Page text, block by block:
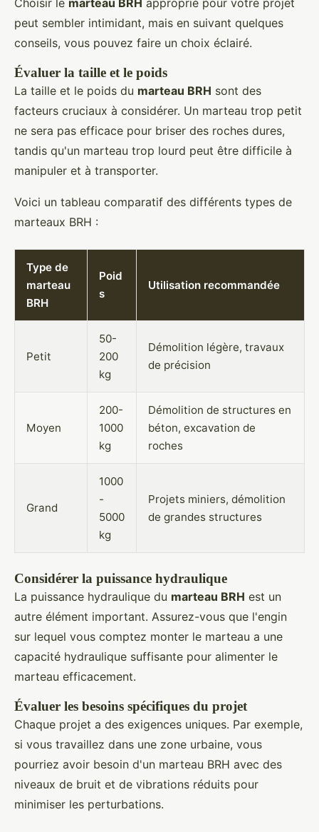
Choisir le marteau BRH approprié pour votre projet
peut sembler intimidant, mais en suivant quelques
conseils, vous pouvez faire un choix éclairé.
Évaluer la taille et le poids
La taille et le poids du marteau BRH sont des
facteurs cruciaux à considérer. Un marteau trop petit
ne sera pas efficace pour briser des roches dures,
tandis qu'un marteau trop lourd peut être difficile à
manipuler et à transporter.
Voici un tableau comparatif des différents types de
marteaux BRH :
Type de
marteau
BRH
Poid
s
Utilisation recommandée
Petit
50-
200
kg
Démolition légère, travaux
de précision
Moyen
200-
1000
kg
Démolition de structures en
béton, excavation de
roches
Grand
1000
-
5000
kg
Projets miniers, démolition
de grandes structures
Considérer la puissance hydraulique
La puissance hydraulique du marteau BRH est un
autre élément important. Assurez-vous que l'engin
sur lequel vous comptez monter le marteau a une
capacité hydraulique suffisante pour alimenter le
marteau efficacement.
Évaluer les besoins spécifiques du projet
Chaque projet a des exigences uniques. Par exemple,
si vous travaillez dans une zone urbaine, vous
pourriez avoir besoin d'un marteau BRH avec des
niveaux de bruit et de vibrations réduits pour
minimiser les perturbations.